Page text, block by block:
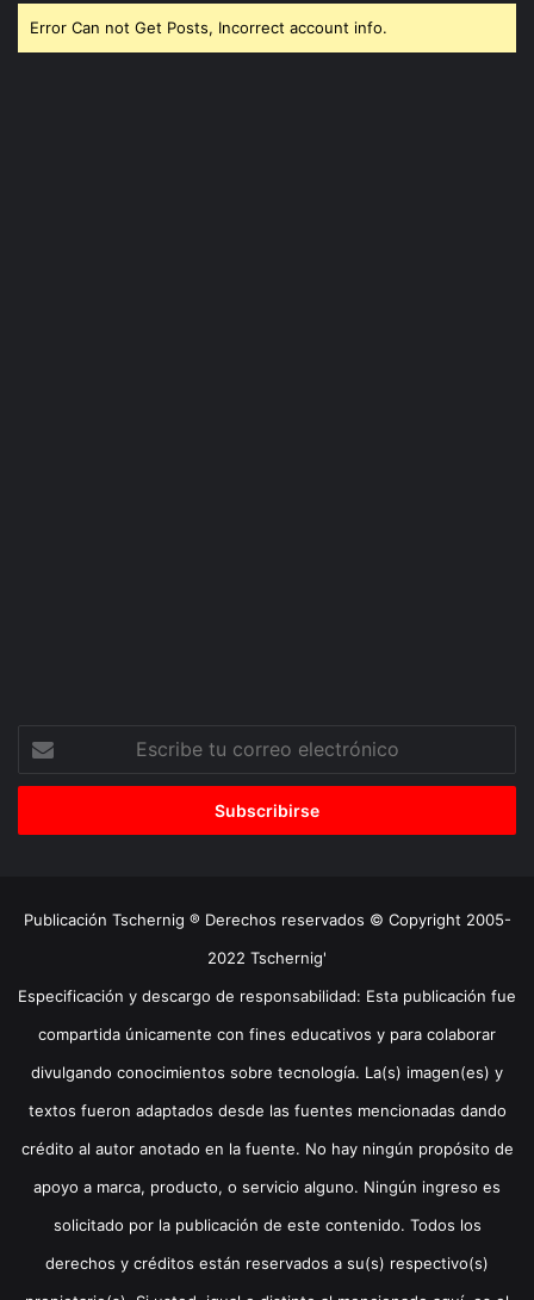
Error Can not Get Posts, Incorrect account info.
correo
Publicación Tschernig ® Derechos reservados © Copyright 2005-
2022 Tschernig'
Especificación y descargo de responsabilidad: Esta publicación fue
compartida únicamente con fines educativos y para colaborar
divulgando conocimientos sobre tecnología. La(s) imagen(es) y
textos fueron adaptados desde las fuentes mencionadas dando
crédito al autor anotado en la fuente. No hay ningún propósito de
apoyo a marca, producto, o servicio alguno. Ningún ingreso es
solicitado por la publicación de este contenido. Todos los
derechos y créditos están reservados a su(s) respectivo(s)